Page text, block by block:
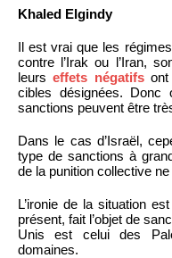
Khaled Elgindy
Il est vrai que les
contre l’Irak ou l’Iran,
leurseffets négatifsont
cibles désignées.
sanctions peuvent être
Dans le cas d’Israël,
type de sanctions à
de la punition collective
L’ironie de la situation
présent, fait l’objet de
Unis est celui des
domaines.